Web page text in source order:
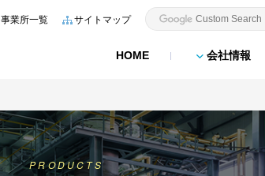
HOME 会社情報
事業所一覧 サイトマップ
PRODUCTS